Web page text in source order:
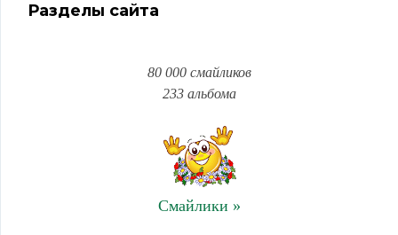
Разделы сайта
80 000 смайликов
233 альбома
Смайлики »